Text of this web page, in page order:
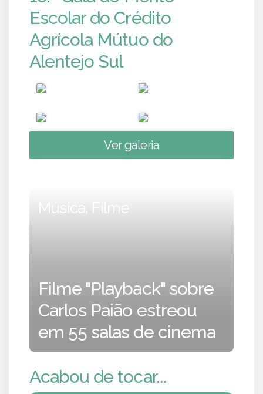
Escolar do Crédito
Agrícola Mútuo do
Alentejo Sul
Ver galeria
Música, Filme
Filme "Playback" sobre
Carlos Paião estreou
em 55 salas de cinema
Acabou de tocar...